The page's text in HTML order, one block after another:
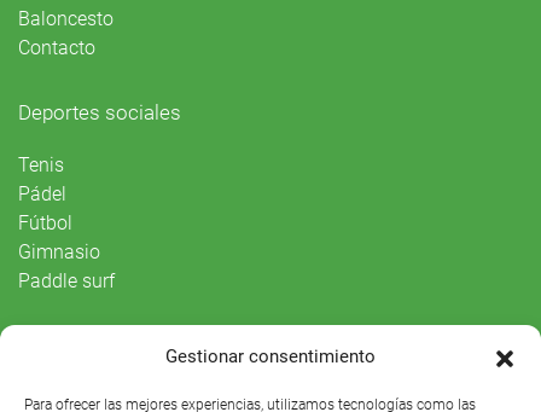
Gestionar consentimiento
Para ofrecer las mejores experiencias, utilizamos tecnologías como las
Baloncesto
Contacto
Deportes sociales
Tenis
Pádel
Fútbol
Gimnasio
Paddle surf
Agenda